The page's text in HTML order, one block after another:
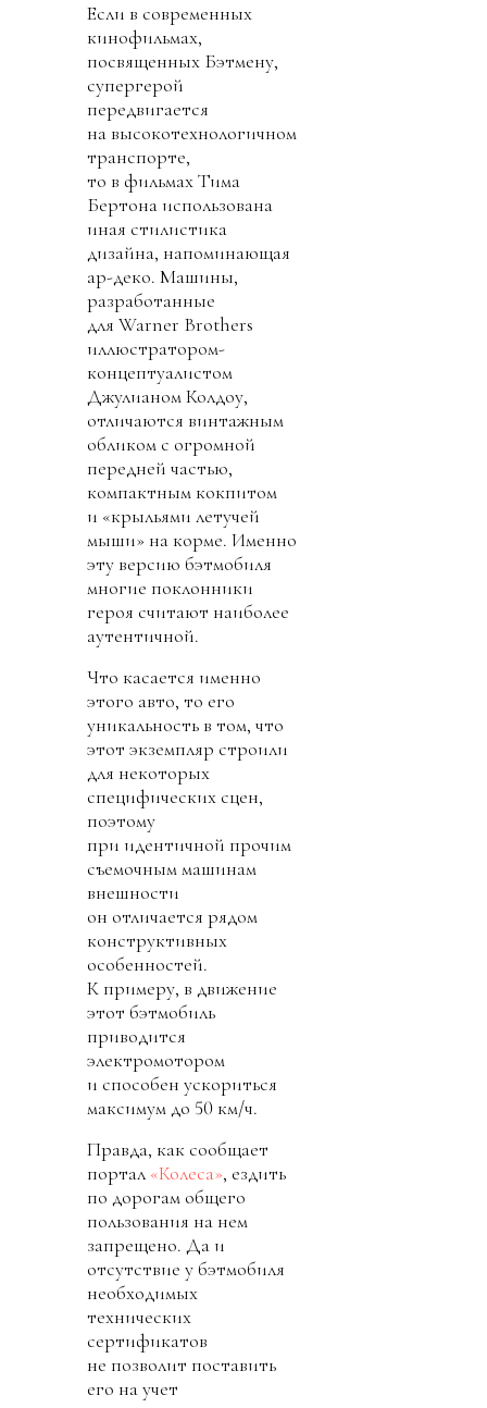
Если в современных
кинофильмах,
посвященных Бэтмену,
супергерой
передвигается
на высокотехнологичном
транспорте,
то в фильмах Тима
Бертона использована
иная стилистика
дизайна, напоминающая
ар-деко. Машины,
разработанные
для Warner Brothers
иллюстратором-
концептуалистом
Джулианом Колдоу,
отличаются винтажным
обликом с огромной
передней частью,
компактным кокпитом
и «крыльями летучей
мыши» на корме. Именно
эту версию бэтмобиля
многие поклонники
героя считают наиболее
аутентичной.
Что касается именно
этого авто, то его
уникальность в том, что
этот экземпляр строили
для некоторых
специфических сцен,
поэтому
при идентичной прочим
съемочным машинам
внешности
он отличается рядом
конструктивных
особенностей.
К примеру, в движение
этот бэтмобиль
приводится
электромотором
и способен ускориться
максимум до 50 км/ч.
Правда, как сообщает
портал«Колеса», ездить
по дорогам общего
пользования на нем
запрещено. Да и
отсутствие у бэтмобиля
необходимых
технических
сертификатов
не позволит поставить
его на учет